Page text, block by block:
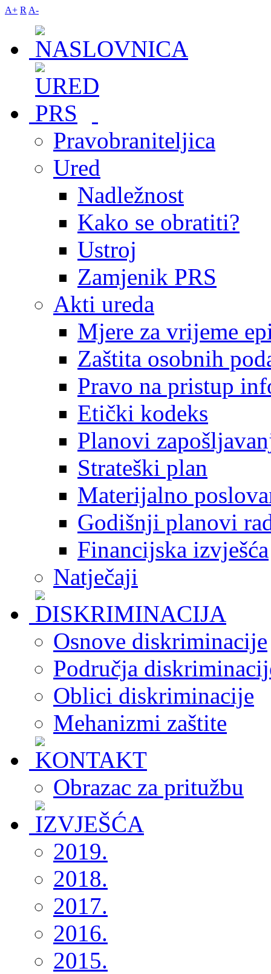
A+ R A-
Pravobraniteljica
Ured
Nadležnost
Kako se obratiti?
Ustroj
Zamjenik PRS
Akti ureda
Mjere za vrijeme
Zaštita osobnih
Pravo na pristup
Etički kodeks
Planovi
Strateški plan
Materijalno
Godišnji planovi
Financijska izvješća
Natječaji
Osnove diskriminacije
Područja
Oblici diskriminacije
Mehanizmi zaštite
Obrazac za pritužbu
2019.
2018.
2017.
2016.
2015.